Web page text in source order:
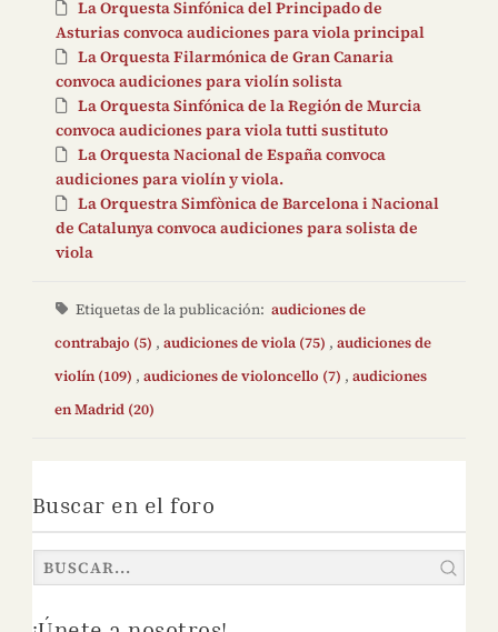
La Orquesta Sinfónica del Principado de
Asturias convoca audiciones para viola principal
La Orquesta Filarmónica de Gran Canaria
convoca audiciones para violín solista
La Orquesta Sinfónica de la Región de Murcia
convoca audiciones para viola tutti sustituto
La Orquesta Nacional de España convoca
audiciones para violín y viola.
La Orquestra Simfònica de Barcelona i Nacional
de Catalunya convoca audiciones para solista de
viola
Etiquetas de la publicación:audiciones de
contrabajo (5) , audiciones de viola (75) , audiciones de
violín (109) , audiciones de violoncello (7) , audiciones
en Madrid (20)
Buscar en el foro